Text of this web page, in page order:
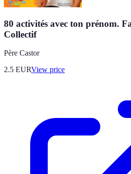
80 activités avec ton prénom.
Collectif
Père Castor
2.5 EURView price